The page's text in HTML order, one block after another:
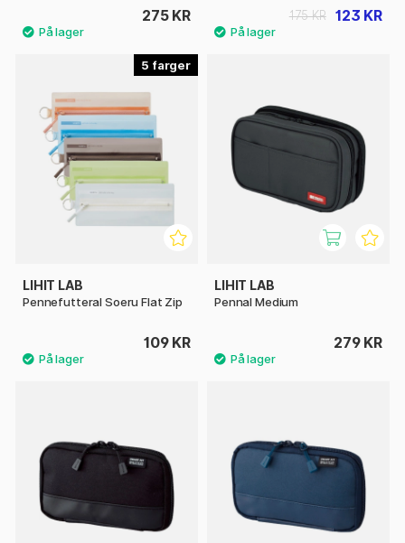
275 KR 123 KR
175 KR
5
LIHIT LAB
Pennefutteral Soeru Flat Zip
109 KR
LIHIT LAB
Pennal Medium
279 KR